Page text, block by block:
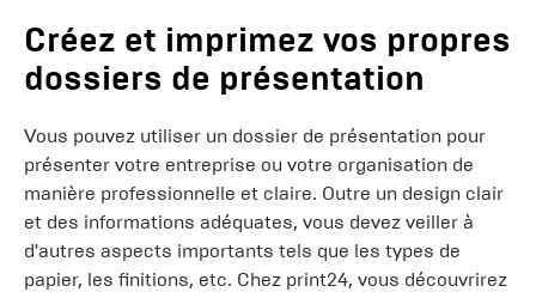
Créez et imprimez vos propres
dossiers de présentation
Vous pouvez utiliser un dossier de présentation pour
présenter votre entreprise ou votre organisation de
manière professionnelle et claire. Outre un design clair
et des informations adéquates, vous devez veiller à
d'autres aspects importants tels que les types de
papier, les finitions, etc. Chez print24, vous découvrirez